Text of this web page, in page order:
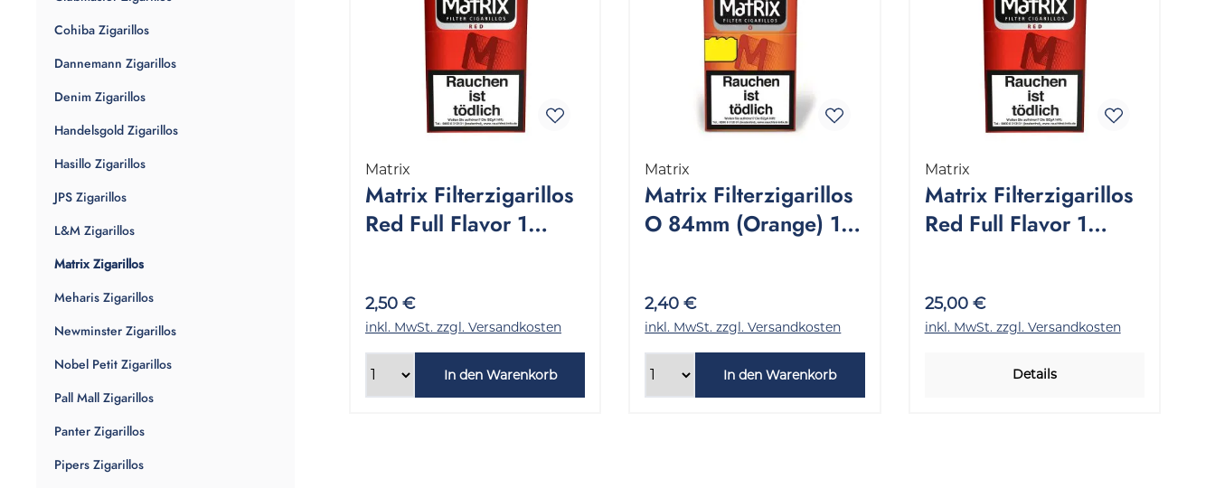
Cohiba Zigarillos
Dannemann Zigarillos
Denim Zigarillos
Handelsgold Zigarillos
Hasillo Zigarillos
JPS Zigarillos
L&M Zigarillos
Matrix Zigarillos
Meharis Zigarillos
Newminster Zigarillos
Nobel Petit Zigarillos
Pall Mall Zigarillos
Panter Zigarillos
Pipers Zigarillos
Matrix
Matrix Filterzigarillos
Red Full Flavor 1
2,50 €
inkl. MwSt. zzgl. Versandkosten
In den Warenkorb
Matrix
Matrix Filterzigarillos
O 84mm (Orange) 1
2,40 €
inkl. MwSt. zzgl. Versandkosten
In den Warenkorb
Matrix
Matrix Filterzigarillos
Red Full Flavor 1
25,00 €
inkl. MwSt. zzgl. Versandkosten
Details